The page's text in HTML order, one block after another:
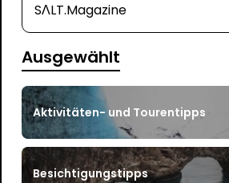
SΛLT.Magazine
Ausgewählt
Aktivitäten- und Tourentipps
Besichtigungstipps